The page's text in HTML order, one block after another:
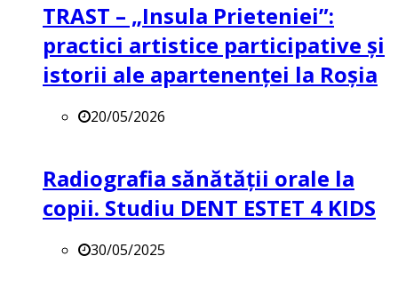
TRAST – „Insula Prieteniei”:
practici artistice participative și
istorii ale apartenenței la Roșia
20/05/2026
Radiografia sănătății orale la
copii. Studiu DENT ESTET 4 KIDS
30/05/2025